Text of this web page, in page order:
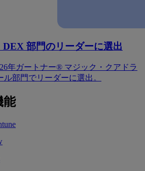
DEX 部門のリーダーに選出
年ガートナー® マジック・クアドラ
部門でリーダーに選出。
能